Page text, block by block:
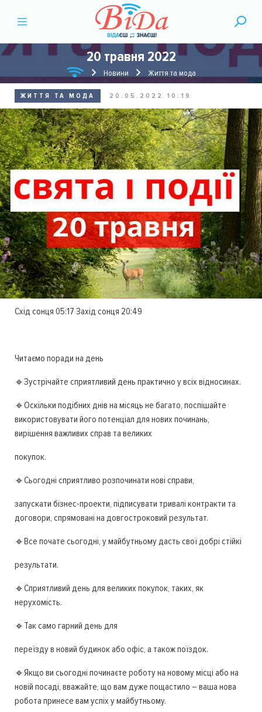
20 травня 2022
Новини Життя та мода
ЖИТТЯ ТА МОДА 20.05.2022 10:19
Схід сонця 05:17 Захід сонця 20:49
Читаємо поради на день
🔹Зустрічайте сприятливий день практично у всіх відносинах.
🔹Оскільки подібних днів на місяць не багато, поспішайте
використовувати його потенціал для нових починань,
вирішення важливих справ та великих
покупок.
🔹Сьогодні сприятливо розпочинати нові справи,
запускати бізнес-проекти, підписувати тривалі контракти та
договори, спрямовані на довгостроковий результат.
🔹Все почате сьогодні, у майбутньому дасть свої добрі стійкі
результати.
🔹Сприятливий день для великих покупок, таких, як
нерухомість.
🔹Так само гарний день для
переїзду в новий будинок або офіс, а також поїздок.
🔹Якщо ви сьогодні починаєте роботу на новому місці або на
новій посаді, вважайте, що вам дуже пощастило – ваша нова
робота принесе вам успіх у майбутньому.